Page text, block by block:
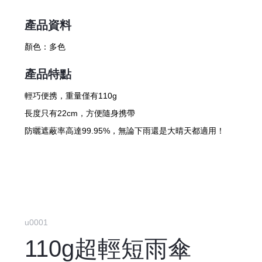
產品資料
顏色： 多色
產品特點
輕巧便携，重量僅有110g
長度只有22cm，方便隨身携帶
防曬遮蔽率高達99.95%，無論下雨還是大晴天都適用！
u0001
110g超輕短雨傘